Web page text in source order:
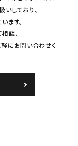
しており、
ます。
談、
にお問い合わせく